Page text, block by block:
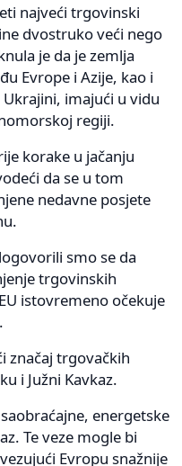
najveći trgovinski
dvostruko veći nego
je da je zemlja
Evrope i Azije, kao i
imajući u vidu
regiji.
korake u jačanju
da se u tom
nedavne posjete
smo se da
trgovinskih
istovremeno očekuje
značaj trgovačkih
i Južni Kavkaz.
energetske
Te veze mogle bi
Evropu snažnije